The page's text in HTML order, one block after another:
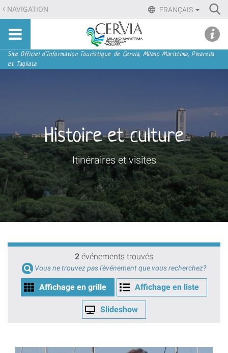
Aller
au
contenu.
Aller
à
FRANÇAIS
NAVIGATION
Sito
turistico
ufficiale
Navigation
Site Officiel d'Information Touristique de Cervia, Milano Marittima, Pinarella
et Tagliata
Histoire et culture
Itinéraires et visites
2 événements trouvés
Vous ne trouvez pas l'èvénement que vous recherchez?
Affichage en grille Affichage en liste
Slideshow
menu